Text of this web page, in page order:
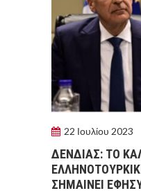
22 Ιουλίου 2023
ΔΕΝΔΙΑΣ: ΤΟ
ΣΗΜΑΙΝΕΙ